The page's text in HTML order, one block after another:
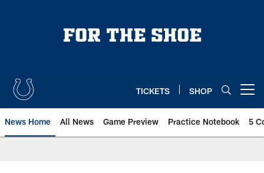
TICKETS SHOP
News Home All News Game Preview Practice Notebook 5